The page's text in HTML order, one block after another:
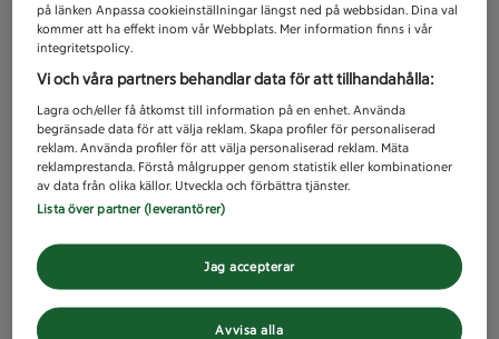
på länken Anpassa cookieinställningar längst ned på webbsidan. Dina val
kommer att ha effekt inom vår Webbplats. Mer information finns i vår
integritetspolicy.
Vi och våra partners behandlar data för att tillhandahålla:
Lagra och/eller få åtkomst till information på en enhet. Använda
begränsade data för att välja reklam. Skapa profiler för personaliserad
reklam. Använda profiler för att välja personaliserad reklam. Mäta
reklamprestanda. Förstå målgrupper genom statistik eller kombinationer
av data från olika källor. Utveckla och förbättra tjänster.
Lista över partner (leverantörer)
Avvisa alla
Jag accepterar